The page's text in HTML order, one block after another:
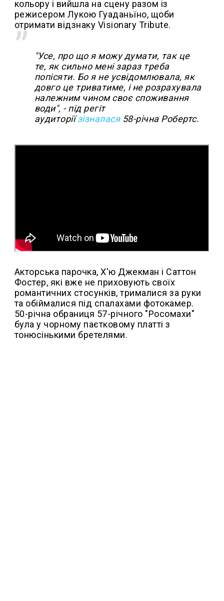
кольору і вийшла на сцену разом із
режисером Лукою Гуаданьїно, щоби
отримати відзнаку Visionary Tribute.
"Усе, про що я можу думати, так це
те, як сильно мені зараз треба
попісяти. Бо я не усвідомлювала, як
довго це триватиме, і не розрахувала
належним чином своє споживання
води", - під регіт
аудиторіїзізналася58-річна Робертс.
Акторська парочка, Х'ю Джекман і Саттон
Фостер, які вже не приховують своїх
романтичних стосунків, трималися за руки
та обіймалися під спалахами фотокамер.
50-річна обраниця 57-річного "Росомахи"
була у чорному паєтковому платті з
тонюсінькими бретелями.